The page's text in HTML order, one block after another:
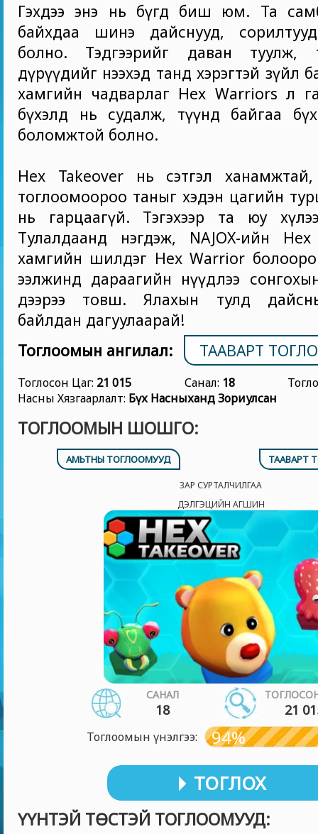
Гэхдээ энэ нь бүгд биш юм. Та
байхдаа шинэ дайснууд,
болно. Тэдгээрийг даван туулж,
дүрүүдийг нээхэд танд хэрэгтэй зүйл
хамгийн чадварлаг Hex Warriors л
бүхэлд нь судалж, түүнд байгаа
боломжтой болно.
Hex Takeover нь сэтгэл
тоглоомоороо таныг хэдэн цагийн
нь гарцаагүй. Тэгэхээр та юу
Тулалдаанд нэгдэж, NAJOX-ийн
хамгийн шилдэг Hex Warrior
ээлжинд дараагийн нүүдлээ
дээрээ товш. Ялахын тулд
байлдан дагуулаарай!
Тоглоомын ангилал:
ТААВАРТ
Тоглосон Цаг: 21 015 Санал: 18
Насны Хязгаарлалт: Бүх Насныханд Зориулсан
ТОГЛООМЫН ШОШГО:
АМЬТНЫ ТОГЛООМУУД ТААВАРТ
ЗАР СУРТАЛЧИЛГАА
ДЭЛГЭЦИЙН АГШИН
САНАЛ
18 21
Тоглоомын үнэлгээ: 94%
ТОГЛОХ
ҮҮНТЭЙ ТӨСТЭЙ ТОГЛООМУУД: